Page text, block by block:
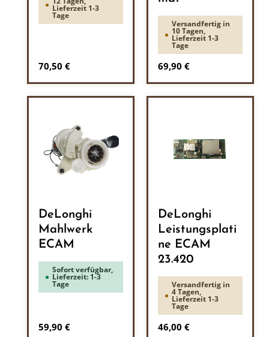
Lieferzeit 1-3
Tage
Regulärer Preis:
70,50 €
Versandfertig in
10 Tagen,
Lieferzeit 1-3
Tage
Regulärer Preis:
69,90 €
DeLonghi
Mahlwerk
ECAM
Sofort verfügbar,
Lieferzeit: 1-3
Tage
Regulärer Preis:
59,90 €
DeLonghi
Leistungsplati
ne ECAM
23.420
Versandfertig in
4 Tagen,
Lieferzeit 1-3
Tage
Regulärer Preis:
46,00 €